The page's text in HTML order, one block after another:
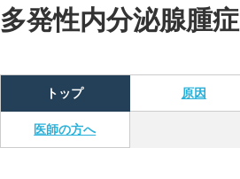
多発性内分泌腺腫症
トップ 原因
医師の方へ